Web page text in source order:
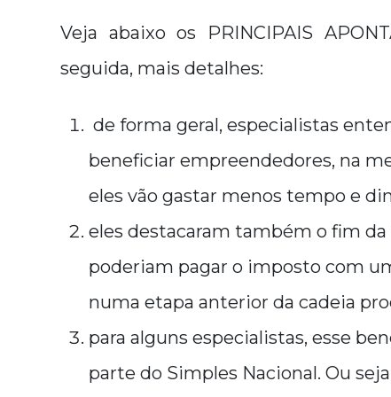
Veja abaixo os PRINCIPAIS
seguida, mais detalhes:
de forma geral, especialistas
beneficiar empreendedores, na
eles vão gastar menos tempo e
eles destacaram também o fim da
poderiam pagar o imposto com
numa etapa anterior da cadeia
para alguns especialistas, esse
parte do Simples Nacional. Ou